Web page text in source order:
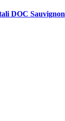
DOC Sauvignon